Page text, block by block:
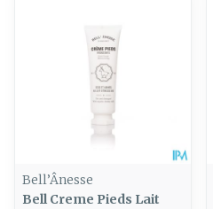
Bell’Ânesse
Bell Creme Pieds Lait